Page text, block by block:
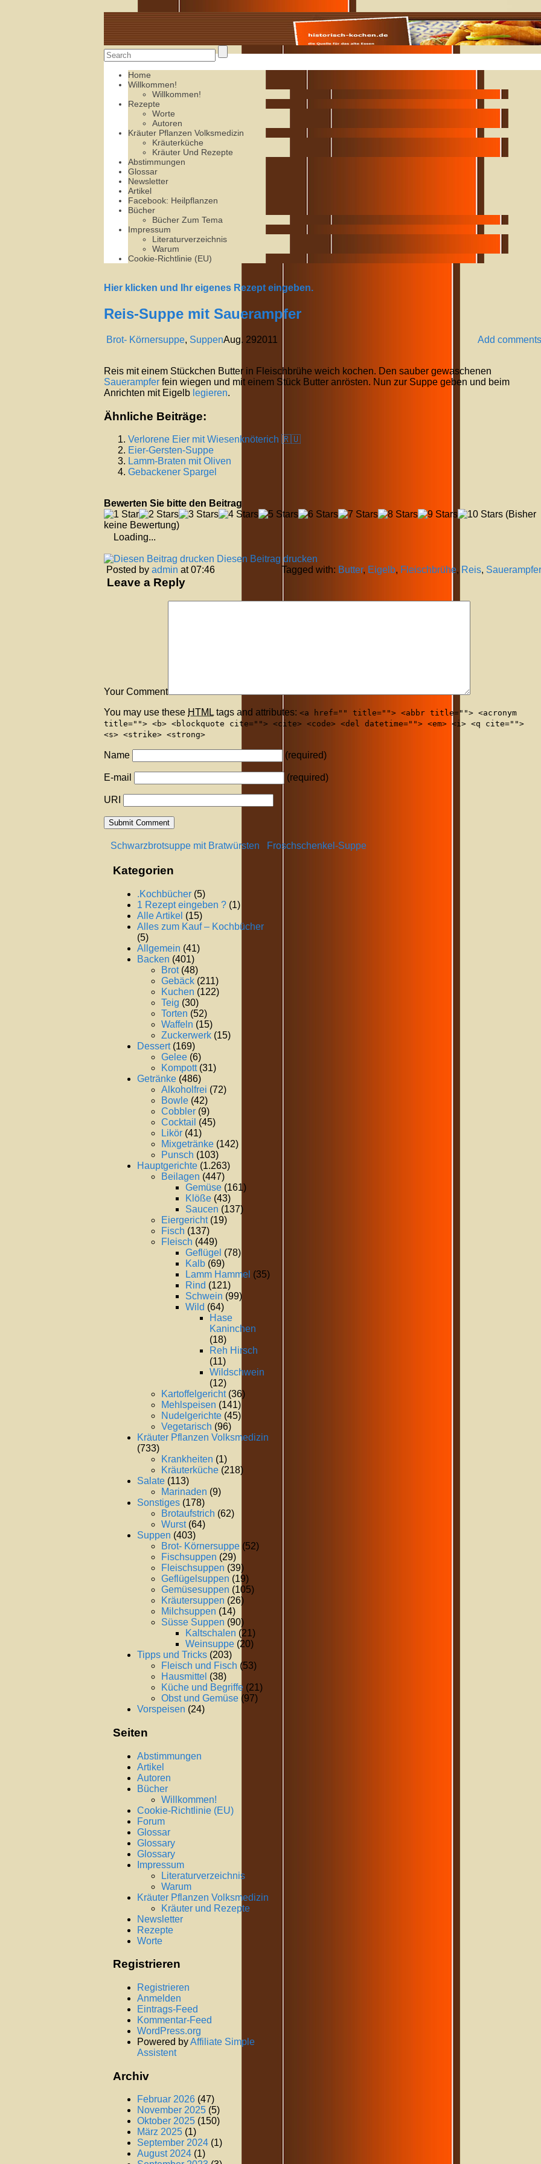
Alte Rezepte online
Home
Willkommen!
Willkommen!
Rezepte
Worte
Autoren
Kräuter Pflanzen Volksmedizin
Kräuterküche
Kräuter Und Rezepte
Abstimmungen
Glossar
Newsletter
Artikel
Facebook: Heilpflanzen
Bücher
Bücher Zum Tema
Impressum
Literaturverzeichnis
Warum
Cookie-Richtlinie (EU)
Hier klicken und Ihr eigenes Rezept eingeben.
Reis-Suppe mit Sauerampfer
Brot- Körnersuppe, Suppen Add comments
Aug. 292011
Reis mit einem Stückchen Butter in Fleischbrühe weich kochen. Den sauber gewaschenen
Sauerampfer fein wiegen und mit einem Stück Butter anrösten. Nun zur Suppe geben und beim
Anrichten mit Eigelb legieren.
Ähnliche Beiträge:
Verlorene Eier mit Wiesenknöterich 🇷🇺
Eier-Gersten-Suppe
Lamm-Braten mit Oliven
Gebackener Spargel
Bewerten Sie bitte den Beitrag
(Bisher
keine Bewertung)
Loading...
Diesen Beitrag drucken
Posted by admin at 07:46 Tagged with: Butter, Eigelb, Fleischbrühe, Reis, Sauerampfer
Leave a Reply
Your Comment
You may use these HTML tags and attributes: <a href="" title=""> <abbr title=""> <acronym
title=""> <b> <blockquote cite=""> <cite> <code> <del datetime=""> <em> <i> <q cite="">
<s> <strike> <strong>
Name (required)
E-mail (required)
URI
Schwarzbrotsuppe mit Bratwürsten Froschschenkel-Suppe
Kategorien
.Kochbücher (5)
1 Rezept eingeben ? (1)
Alle Artikel (15)
Alles zum Kauf – Kochbücher
(5)
Allgemein (41)
Backen (401)
Brot(48)
Gebäck (211)
Kuchen (122)
Teig (30)
Torten (52)
Waffeln (15)
Zuckerwerk (15)
Dessert(169)
Gelee (6)
Kompott(31)
Getränke (486)
Alkoholfrei (72)
Bowle (42)
Cobbler (9)
Cocktail (45)
Likör (41)
Mixgetränke (142)
Punsch (103)
Hauptgerichte (1.263)
Beilagen (447)
Gemüse (161)
Klöße (43)
Saucen (137)
Eiergericht(19)
Fisch (137)
Fleisch (449)
Geflügel (78)
Kalb (69)
Lamm Hammel (35)
Rind (121)
Schwein (99)
Wild (64)
Hase
Kaninchen
(18)
Reh Hirsch
(11)
Wildschwein
(12)
Kartoffelgericht(36)
Mehlspeisen (141)
Nudelgerichte (45)
Vegetarisch (96)
Kräuter Pflanzen Volksmedizin
(733)
Krankheiten (1)
Kräuterküche (218)
Salate (113)
Marinaden (9)
Sonstiges (178)
Brotaufstrich (62)
Wurst(64)
Suppen (403)
Brot- Körnersuppe (52)
Fischsuppen (29)
Fleischsuppen (39)
Geflügelsuppen (19)
Gemüsesuppen (105)
Kräutersuppen (26)
Milchsuppen (14)
Süsse Suppen (90)
Kaltschalen (21)
Weinsuppe (20)
Tipps und Tricks (203)
Fleisch und Fisch (53)
Hausmittel (38)
Küche und Begriffe (21)
Obst und Gemüse (97)
Vorspeisen (24)
Seiten
Abstimmungen
Artikel
Autoren
Bücher
Willkommen!
Cookie-Richtlinie (EU)
Forum
Glossar
Glossary
Glossary
Impressum
Literaturverzeichnis
Warum
Kräuter Pflanzen Volksmedizin
Kräuter und Rezepte
Newsletter
Rezepte
Worte
Registrieren
Registrieren
Anmelden
Eintrags-Feed
Kommentar-Feed
WordPress.org
Powered byAffiliate Simple
Assistent
Archiv
Februar 2026 (47)
November 2025 (5)
Oktober 2025 (150)
März 2025 (1)
September 2024 (1)
August 2024 (1)